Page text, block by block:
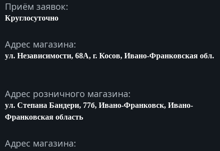
Приём заявок:
Круглосуточно
Адрес магазина:
ул. Независимости, 68A, г. Косов, Ивано-Франковская обл.
Адрес розничного магазина:
ул. Степана Бандери, 77б, Ивано-Франковск, Ивано-
Франковская область
Адрес магазина: